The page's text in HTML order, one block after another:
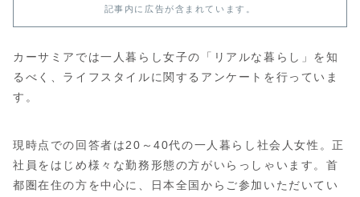
記事内に広告が含まれています。
カーサミアでは一人暮らし女子の「リアルな暮らし」を知
るべく、ライフスタイルに関するアンケートを行っていま
す。
現時点での回答者は20～40代の一人暮らし社会人女性。正
社員をはじめ様々な勤務形態の方がいらっしゃいます。首
都圏在住の方を中心に、日本全国からご参加いただいてい